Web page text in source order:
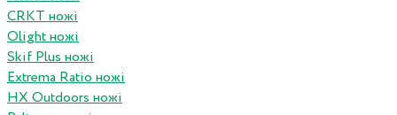
CRKT ножі
Olight ножі
Skif Plus ножі
Extrema Ratio ножі
HX Outdoors ножі